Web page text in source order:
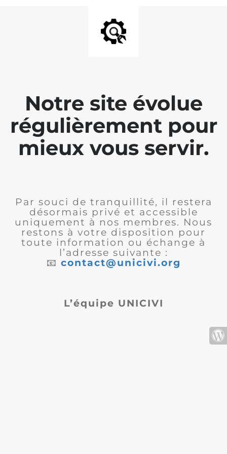
Notre site évolue
régulièrement pour
mieux vous servir.
Par souci de tranquillité, il restera
désormais privé et accessible
uniquement à nos membres. Nous
restons à votre disposition pour
toute information ou échange à
l’adresse suivante :
📧 contact@unicivi.org
L’équipe UNICIVI